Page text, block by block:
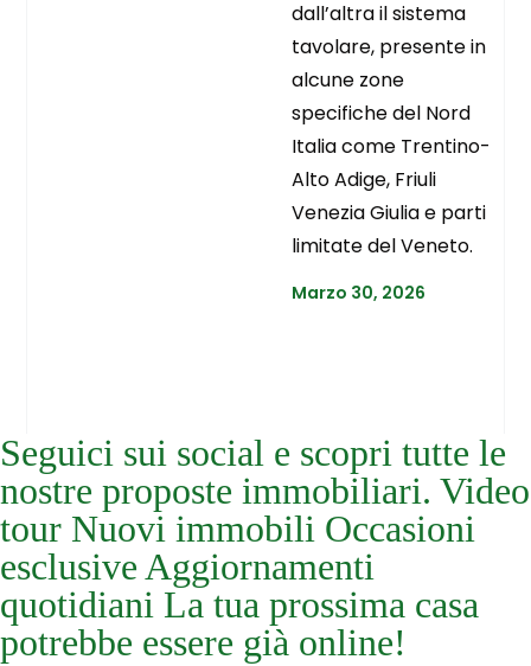
dall’altra il sistema
tavolare, presente in
alcune zone
specifiche del Nord
Italia come Trentino-
Alto Adige, Friuli
Venezia Giulia e parti
limitate del Veneto.
Marzo 30, 2026
Seguici sui social e scopri tutte le
nostre proposte immobiliari. Video
tour Nuovi immobili Occasioni
esclusive Aggiornamenti
quotidiani La tua prossima casa
potrebbe essere già online!